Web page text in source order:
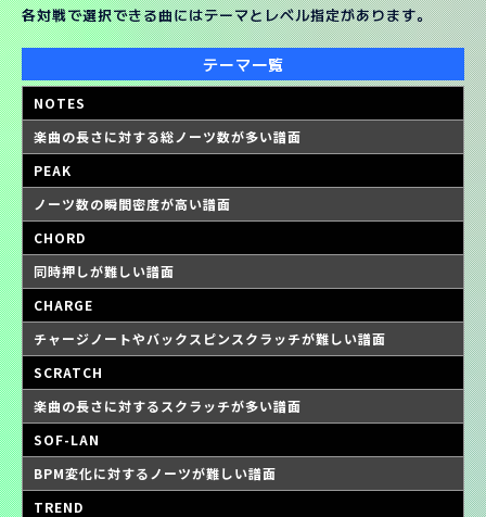
各対戦で選択できる曲にはテーマとレベル指定があります。
テーマ一覧
NOTES
楽曲の長さに対する総ノーツ数が多い譜面
PEAK
ノーツ数の瞬間密度が高い譜面
CHORD
同時押しが難しい譜面
CHARGE
チャージノートやバックスピンスクラッチが難しい譜面
SCRATCH
楽曲の長さに対するスクラッチが多い譜面
SOF-LAN
BPM変化に対するノーツが難しい譜面
TREND